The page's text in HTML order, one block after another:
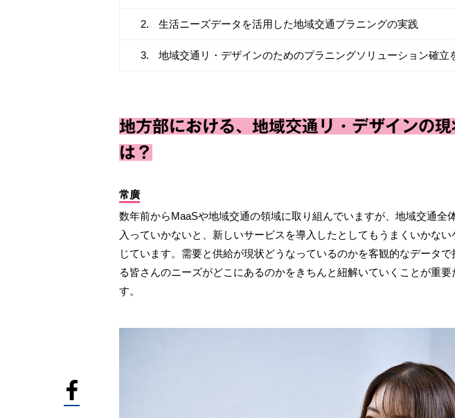
生活ニーズデータを活用した地域交通プラニングの実践
地域交通リ・デザインのためのプラニングソリューション確立
地方部における、地域交通リ・デザインの現
は？
常廣
数年前からMaaSや地域交通の領域に取り組んでいますが、地域交通全
入っていかないと、新しいサービスを導入したとしてもうまくいかな
じています。需要と供給が現状どうなっているのかを客観的なデータ
る皆さんのニーズがどこにあるのかをきちんと紐解いていくことが重要
す。